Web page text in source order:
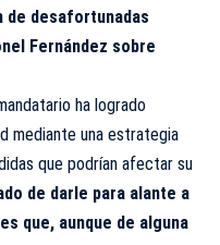
de desafortunadas
Fernández sobre
ha logrado
mediante una estrategia
que podrían afectar su
de darle para alante a
que, aunque de alguna